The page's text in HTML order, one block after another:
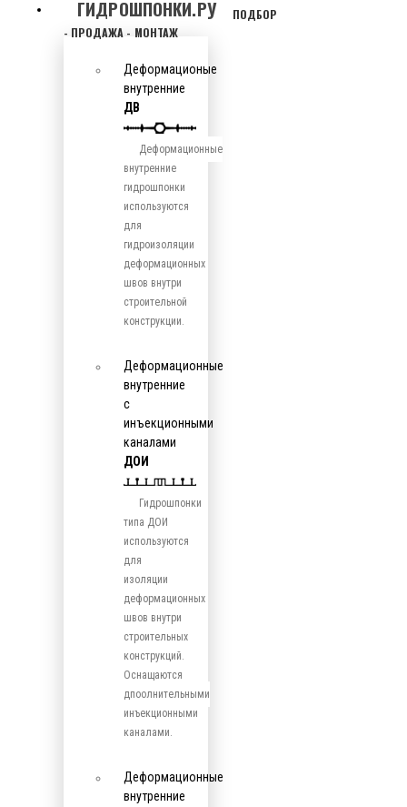
ГИДРОШПОНКИ.РУ
ПОДБОР
- ПРОДАЖА - МОНТАЖ
Деформационые
внутренние
ДВ
Деформационные
внутренние
гидрошпонки
используются
для
гидроизоляции
деформационных
швов внутри
строительной
конструкции.
Деформационные
внутренние
с
инъекционными
каналами
ДОИ
Гидрошпонки
типа ДОИ
используются
для
изоляции
деформационных
швов внутри
строительных
конструкций.
Оснащаются
дпоолнительными
инъекционными
каналами.
Деформационные
внутренние